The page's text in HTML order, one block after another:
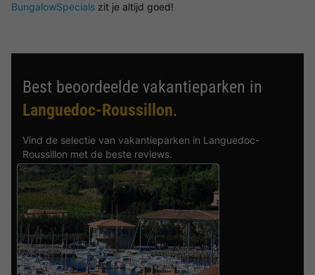
BungalowSpecials zit je altijd goed!
Best beoordeelde vakantieparken in
Languedoc-Roussillon.
Vind de selectie van vakantieparken in Languedoc-
Roussillon met de beste reviews.